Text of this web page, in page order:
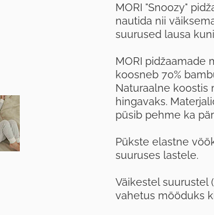
MORI "Snoozy"
nautida nii
suurused lausa
MORI pidžaamade
koosneb 70%
Naturaalne koostis
hingavaks.
püsib pehme ka
Pükste elastne
suuruses lastele.
Väikestel suurustel
vahetus mööduks